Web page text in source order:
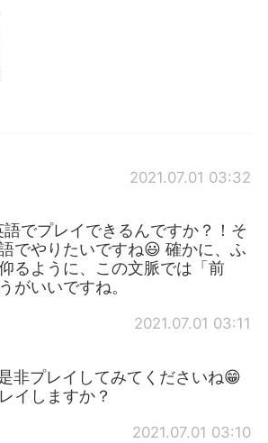
2021.07.01 03:32
語でプレイできるんですか？！そ
でやりたいですね😃 確かに、ふ
るように、この文脈では「前
がいいですね。
2021.07.01 03:11
非プレイしてみてくださいね😁
イしますか？
2021.07.01 03:10